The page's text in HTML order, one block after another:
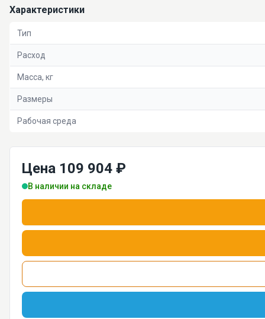
Характеристики
Тип
Расход
Масса, кг
Размеры
Рабочая среда
Цена 109 904 ₽
В наличии на складе